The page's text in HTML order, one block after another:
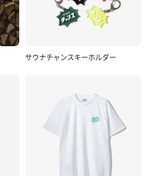
サウナチャンスキーホルダー